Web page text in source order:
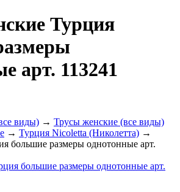
Турция
арт. 113241
виды) → Трусы женские (все виды)
→ Турция Nicoletta (Николетта) →
большие размеры однотонные арт.